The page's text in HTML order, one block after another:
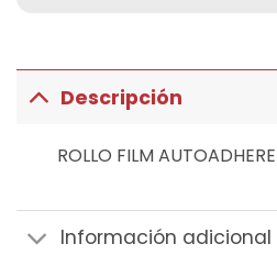
Descripción
ROLLO FILM
Información adicional